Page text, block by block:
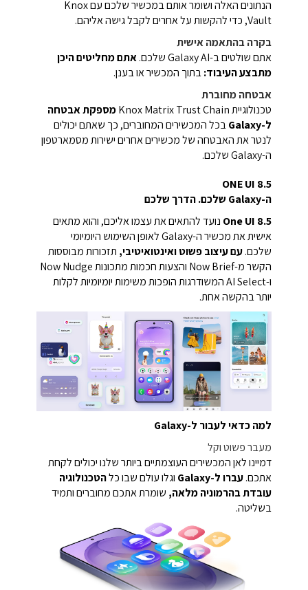
הנתונים האלה ושומר אותם במכשיר שלכם עם Knox
Vault, כדי להקשות על אחרים לקבל גישה אליהם.
בקרה בהתאמה אישית
אתם שולטים ב-Galaxy AI שלכם.
אתם מחליטים היכן
מתבצע העיבוד:בתוך המכשיר או בענן.
אבטחה מחוברת
טכנולוגיית Knox Matrix Trust Chain
מספקת אבטחה
ל-Galaxy
בכל המכשירים המחוברים, כך שאתם יכולים
לנטר את האבטחה של מכשירים אחרים ישירות מסמארטפון
ה-Galaxy שלכם.
ONE UI 8.5
ה-Galaxy שלכם. הדרך שלכם
One UI 8.5 נועד להתאים את עצמו אליכם, והוא מתאים
אישית את מכשיר ה-Galaxy לאופן השימוש היומיומי
שלכם.עם עיצוב פשוט ואינטואיטיבי, תזכורות מבוססות
הקשר מ-Now Brief והצעות חכמות מתכונות Now Nudge
ו-AI Select המשודרגות הופכות משימות יומיומיות לקלות
יותר בהקשה אחת.
למה כדאי לעבור ל-Galaxy
מעבר פשוט וקל
דמיינו לאן המכשירים העוצמתיים ביותר שלנו יכולים לקחת
אתכם.עברו ל-Galaxy וגלו עולם שבו כלהטכנולוגיה
עובדת בהרמוניה מלאה, שומרת אתכם מחוברים ותמיד
בשליטה.